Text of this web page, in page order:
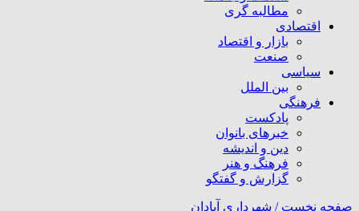
مطالبه گری
اقتصادی
بازار و اقتصاد
صنعت
سیاسی
بین الملل
فرهنگی
پادکست
خبرهای بانوان
دین و اندیشه
فرهنگ و هنر
گزارش و گفتگو
صفحه نخست / شهرداری آبادان